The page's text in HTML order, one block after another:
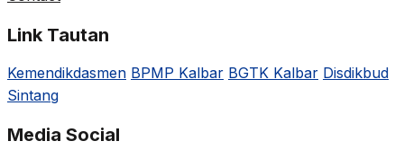
Link Tautan
Kemendikdasmen BPMP Kalbar BGTK Kalbar Disdikbud
Sintang
Media Social